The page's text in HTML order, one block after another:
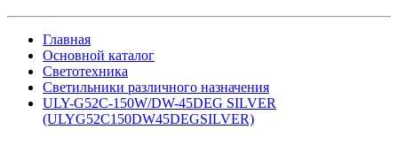
Главная
Основной каталог
Светотехника
Светильники различного назначения
ULY-G52C-150W/DW-45DEG SILVER
(ULYG52C150DW45DEGSILVER)